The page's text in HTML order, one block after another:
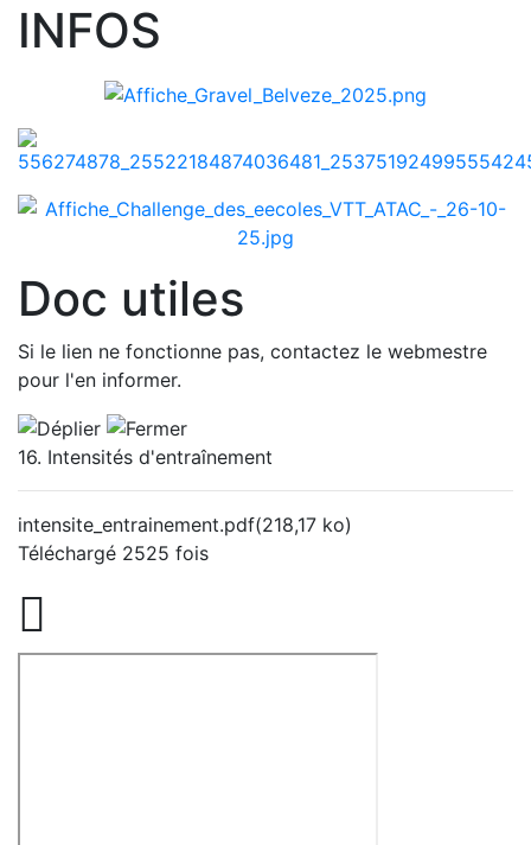
INFOS
Doc utiles
Si le lien ne fonctionne pas, contactez le webmestre
pour l'en informer.
16. Intensités d'entraînement
intensite_entrainement.pdf(218,17 ko)
Téléchargé 2525 fois
